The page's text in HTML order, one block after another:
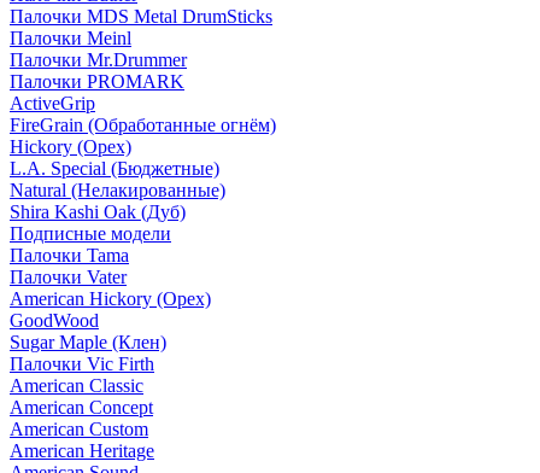
Палочки MDS Metal DrumSticks
Палочки Meinl
Палочки Mr.Drummer
Палочки PROMARK
ActiveGrip
FireGrain (Обработанные огнём)
Hickory (Орех)
L.A. Special (Бюджетные)
Natural (Нелакированные)
Shira Kashi Oak (Дуб)
Подписные модели
Палочки Tama
Палочки Vater
American Hickory (Орех)
GoodWood
Sugar Maple (Клен)
Палочки Vic Firth
American Classic
American Concept
American Custom
American Heritage